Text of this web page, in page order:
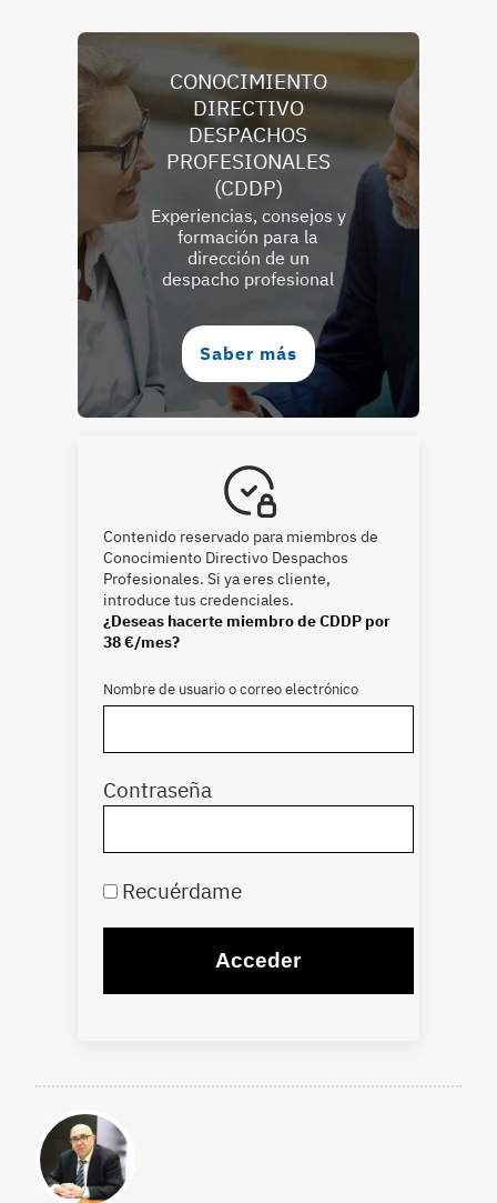
CONOCIMIENTO
DIRECTIVO
DESPACHOS
PROFESIONALES
(CDDP)
Experiencias, consejos y
formación para la
dirección de un
despacho profesional
Saber más
Contenido reservado para miembros de
Conocimiento Directivo Despachos
Profesionales. Si ya eres cliente,
introduce tus credenciales.
¿Deseas hacerte miembro de CDDP por
38 €/mes?
Nombre de usuario o correo electrónico
Contraseña
Recuérdame